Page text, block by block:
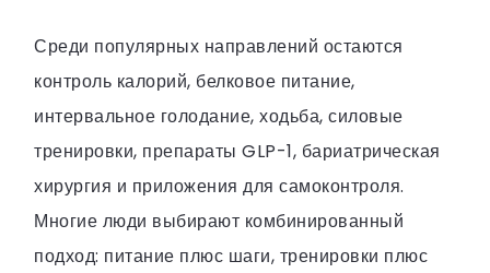
Среди популярных направлений остаются
контроль калорий, белковое питание,
интервальное голодание, ходьба, силовые
тренировки, препараты GLP-1, бариатрическая
хирургия и приложения для самоконтроля.
Многие люди выбирают комбинированный
подход: питание плюс шаги, тренировки плюс